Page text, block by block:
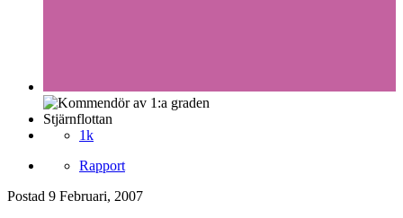
Stjärnflottan
1k
Rapport
Postad 9 Februari, 2007